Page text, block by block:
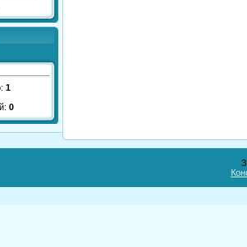
1
0